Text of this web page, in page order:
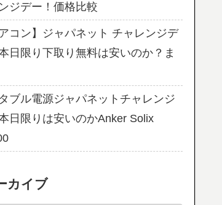
ジデー！価格比較
アコン】ジャパネット チャレンジデ
日限り下取り無料は安いのか？ま
ブル電源ジャパネットチャレンジ
日限りは安いのかAnker Solix
カイブ